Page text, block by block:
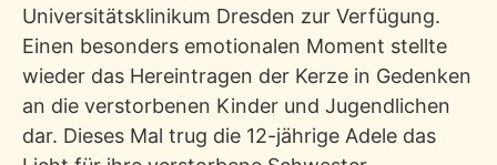
Universitätsklinikum Dresden zur Verfügung.
Einen besonders emotionalen Moment stellte
wieder das Hereintragen der Kerze in Gedenken
an die verstorbenen Kinder und Jugendlichen
dar. Dieses Mal trug die 12-jährige Adele das